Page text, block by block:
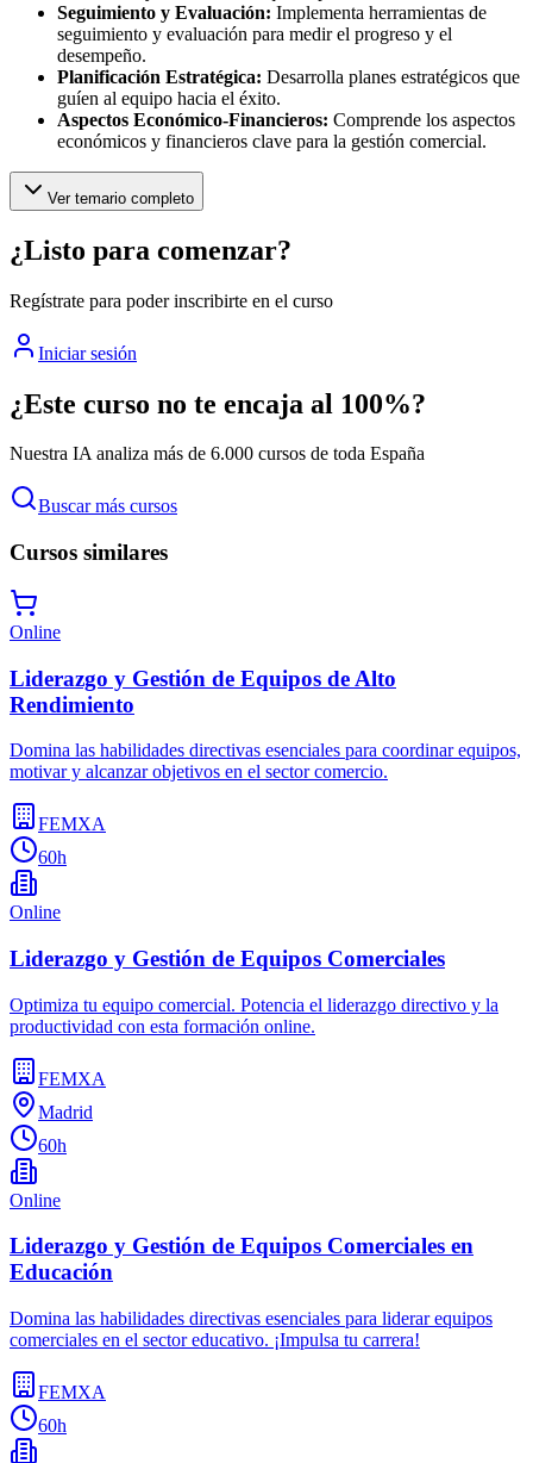
Seguimiento y Evaluación: Implementa herramientas de
seguimiento y evaluación para medir el progreso y el
desempeño.
Planificación Estratégica: Desarrolla planes estratégicos que
guíen al equipo hacia el éxito.
Aspectos Económico-Financieros: Comprende los aspectos
económicos y financieros clave para la gestión comercial.
Ver temario completo
¿Listo para comenzar?
Regístrate para poder inscribirte en el curso
Iniciar sesión
¿Este curso no te encaja al 100%?
Nuestra IA analiza más de 6.000 cursos de toda España
Buscar más cursos
Cursos similares
Online
Liderazgo y Gestión de Equipos de Alto
Rendimiento
Domina las habilidades directivas esenciales para coordinar equipos,
motivar y alcanzar objetivos en el sector comercio.
FEMXA
60h
Online
Liderazgo y Gestión de Equipos Comerciales
Optimiza tu equipo comercial. Potencia el liderazgo directivo y la
productividad con esta formación online.
FEMXA
Madrid
60h
Online
Liderazgo y Gestión de Equipos Comerciales en
Educación
Domina las habilidades directivas esenciales para liderar equipos
comerciales en el sector educativo. ¡Impulsa tu carrera!
FEMXA
60h